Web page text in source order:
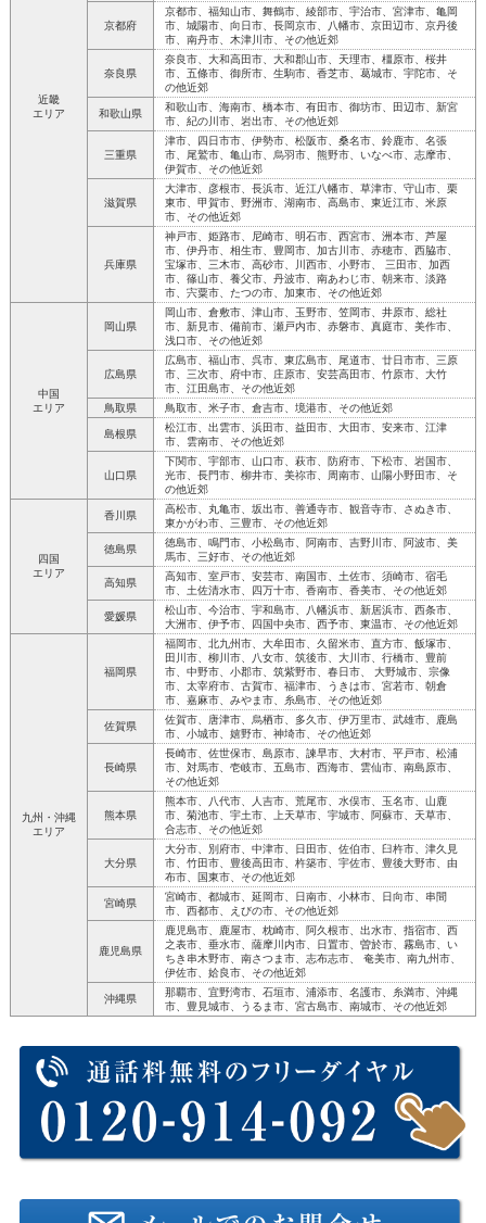
近畿
エリア
京都府
京都市、福知山市、舞鶴市、綾部市、宇治市、宮津市、亀岡
市、城陽市、向日市、長岡京市、八幡市、京田辺市、京丹後
市、南丹市、木津川市、その他近郊
奈良県
奈良市、大和高田市、大和郡山市、天理市、橿原市、桜井
市、五條市、御所市、生駒市、香芝市、葛城市、宇陀市、そ
の他近郊
和歌山県
和歌山市、海南市、橋本市、有田市、御坊市、田辺市、新宮
市、紀の川市、岩出市、その他近郊
三重県
津市、四日市市、伊勢市、松阪市、桑名市、鈴鹿市、名張
市、尾鷲市、亀山市、烏羽市、熊野市、いなべ市、志摩市、
伊賀市、その他近郊
滋賀県
大津市、彦根市、長浜市、近江八幡市、草津市、守山市、栗
東市、甲賀市、野洲市、湖南市、高島市、東近江市、米原
市、その他近郊
兵庫県
神戸市、姫路市、尼崎市、明石市、西宮市、洲本市、芦屋
市、伊丹市、相生市、豊岡市、加古川市、赤穂市、西脇市、
宝塚市、三木市、高砂市、川西市、小野市、 三田市、加西
市、篠山市、養父市、丹波市、南あわじ市、朝来市、淡路
市、宍粟市、たつの市、加東市、その他近郊
中国
エリア
岡山県
岡山市、倉敷市、津山市、玉野市、笠岡市、井原市、総社
市、新見市、備前市、瀬戸内市、赤磐市、真庭市、美作市、
浅口市、その他近郊
広島県
広島市、福山市、呉市、東広島市、尾道市、廿日市市、三原
市、三次市、府中市、庄原市、安芸高田市、竹原市、大竹
市、江田島市、その他近郊
鳥取県
鳥取市、米子市、倉吉市、境港市、その他近郊
島根県
松江市、出雲市、浜田市、益田市、大田市、安来市、江津
市、雲南市、その他近郊
山口県
下関市、宇部市、山口市、萩市、防府市、下松市、岩国市、
光市、長門市、柳井市、美祢市、周南市、山陽小野田市、そ
の他近郊
四国
エリア
香川県
高松市、丸亀市、坂出市、善通寺市、観音寺市、さぬき市、
東かがわ市、三豊市、その他近郊
徳島県
徳島市、鳴門市、小松島市、阿南市、吉野川市、阿波市、美
馬市、三好市、その他近郊
高知県
高知市、室戸市、安芸市、南国市、土佐市、須崎市、宿毛
市、土佐清水市、四万十市、香南市、香美市、その他近郊
愛媛県
松山市、今治市、宇和島市、八幡浜市、新居浜市、西条市、
大洲市、伊予市、四国中央市、西予市、東温市、その他近郊
九州・沖縄
エリア
福岡県
福岡市、北九州市、大牟田市、久留米市、直方市、飯塚市、
田川市、柳川市、八女市、筑後市、大川市、行橋市、豊前
市、中野市、小郡市、筑紫野市、春日市、 大野城市、宗像
市、太宰府市、古賀市、福津市、うきは市、宮若市、朝倉
市、嘉麻市、みやま市、糸島市、その他近郊
佐賀県
佐賀市、唐津市、烏栖市、多久市、伊万里市、武雄市、鹿島
市、小城市、嬉野市、神埼市、その他近郊
長崎県
長崎市、佐世保市、島原市、諫早市、大村市、平戸市、松浦
市、対馬市、壱岐市、五島市、西海市、雲仙市、南島原市、
その他近郊
熊本県
熊本市、八代市、人吉市、荒尾市、水俣市、玉名市、山鹿
市、菊池市、宇土市、上天草市、宇城市、阿蘇市、天草市、
合志市、その他近郊
大分県
大分市、別府市、中津市、日田市、佐伯市、臼杵市、津久見
市、竹田市、豊後高田市、杵築市、宇佐市、豊後大野市、由
布市、国東市、その他近郊
宮崎県
宮崎市、都城市、延岡市、日南市、小林市、日向市、串間
市、西都市、えびの市、その他近郊
鹿児島県
鹿児島市、鹿屋市、枕崎市、阿久根市、出水市、指宿市、西
之表市、垂水市、薩摩川内市、日置市、曽於市、霧島市、い
ちき串木野市、南さつま市、志布志市、 奄美市、南九州市、
伊佐市、姶良市、その他近郊
沖縄県
那覇市、宜野湾市、石垣市、浦添市、名護市、糸満市、沖縄
市、豊見城市、うるま市、宮古島市、南城市、その他近郊